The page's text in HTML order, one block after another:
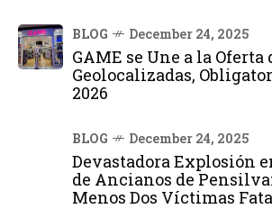
BLOG December 24, 2025
GAME se Une a la Oferta
Geolocalizadas,
2026
BLOG December 24, 2025
Devastadora Explosión
de Ancianos de
Menos Dos Víctimas